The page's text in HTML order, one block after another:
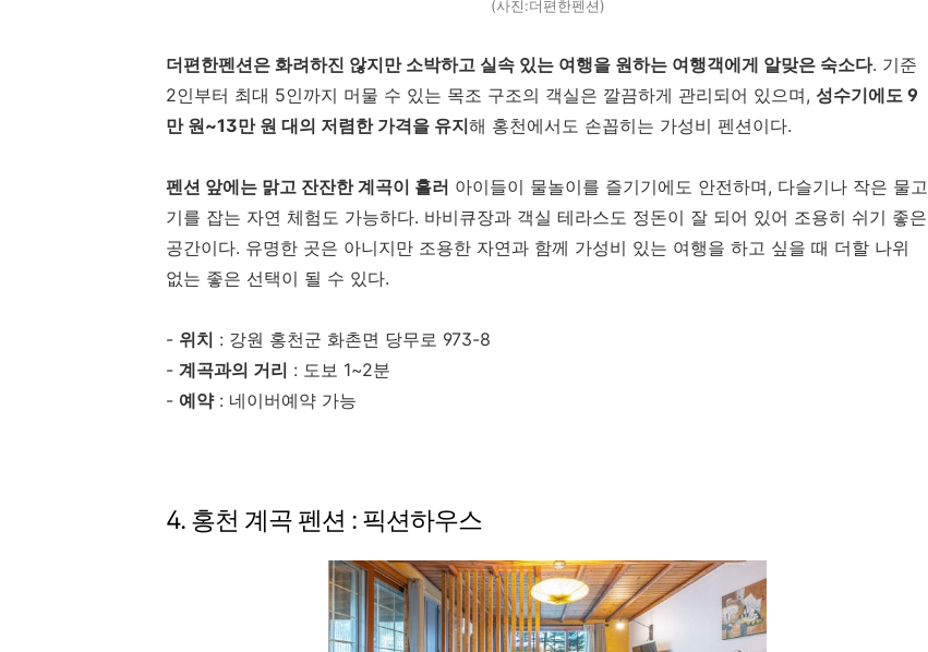
(사진:더편한펜션)
더편한펜션은 화려하진 않지만 소박하고 실속 있는 여행을 원하는 여행객에게 알맞은 숙소다. 기준
2인부터 최대 5인까지 머물 수 있는 목조 구조의 객실은 깔끔하게 관리되어 있으며, 성수기에도 9
만 원~13만 원 대의 저렴한 가격을 유지해 홍천에서도 손꼽히는 가성비 펜션이다.
펜션 앞에는 맑고 잔잔한 계곡이 흘러 아이들이 물놀이를 즐기기에도 안전하며, 다슬기나 작은 물고
기를 잡는 자연 체험도 가능하다. 바비큐장과 객실 테라스도 정돈이 잘 되어 있어 조용히 쉬기 좋은
공간이다. 유명한 곳은 아니지만 조용한 자연과 함께 가성비 있는 여행을 하고 싶을 때 더할 나위
없는 좋은 선택이 될 수 있다.
- 위치 : 강원 홍천군 화촌면 당무로 973-8
- 계곡과의 거리 : 도보 1~2분
- 예약: 네이버예약 가능
4. 홍천 계곡 펜션 : 픽션하우스